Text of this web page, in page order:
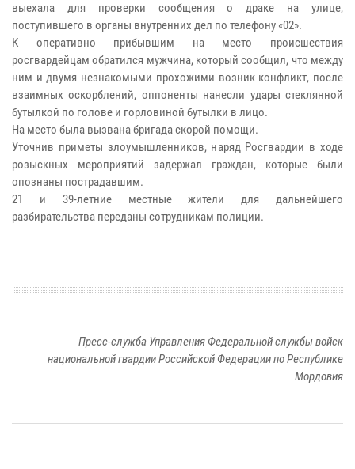
выехала для проверки сообщения о драке на улице,
поступившего в органы внутренних дел по телефону «02».
К оперативно прибывшим на место происшествия
росгвардейцам обратился мужчина, который сообщил, что между
ним и двумя незнакомыми прохожими возник конфликт, после
взаимных оскорблений, оппоненты нанесли удары стеклянной
бутылкой по голове и горловиной бутылки в лицо.
На место была вызвана бригада скорой помощи.
Уточнив приметы злоумышленников, наряд Росгвардии в ходе
розыскных мероприятий задержал граждан, которые были
опознаны пострадавшим.
21 и 39-летние местные жители для дальнейшего
разбирательства переданы сотрудникам полиции.
Пресс-служба Управления Федеральной службы войск
национальной гвардии Российской Федерации по Республике
Мордовия